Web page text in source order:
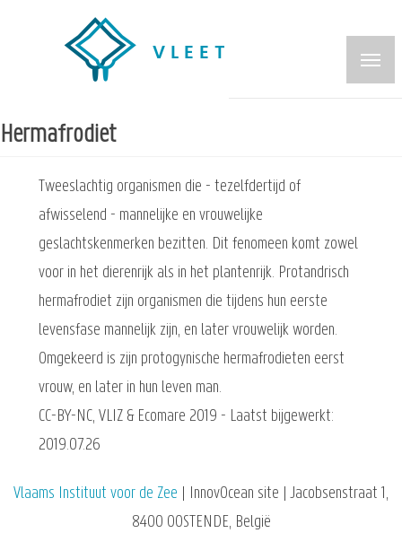
inhoud
Hermafrodiet
Tweeslachtig organismen die - tezelfdertijd of
afwisselend - mannelijke en vrouwelijke
geslachtskenmerken bezitten. Dit fenomeen komt zowel
voor in het dierenrijk als in het plantenrijk. Protandrisch
hermafrodiet zijn organismen die tijdens hun eerste
levensfase mannelijk zijn, en later vrouwelijk worden.
Omgekeerd is zijn protogynische hermafrodieten eerst
vrouw, en later in hun leven man.
CC-BY-NC, VLIZ & Ecomare 2019 - Laatst bijgewerkt:
2019.07.26
Vlaams Instituut voor de Zee | InnovOcean site | Jacobsenstraat 1,
8400 OOSTENDE, België